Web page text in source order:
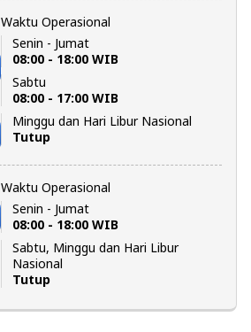
Waktu Operasional
Senin - Jumat
08:00 - 18:00 WIB
Sabtu
08:00 - 17:00 WIB
Minggu dan Hari Libur Nasional
Tutup
Waktu Operasional
Senin - Jumat
08:00 - 18:00 WIB
Sabtu, Minggu dan Hari Libur
Nasional
Tutup